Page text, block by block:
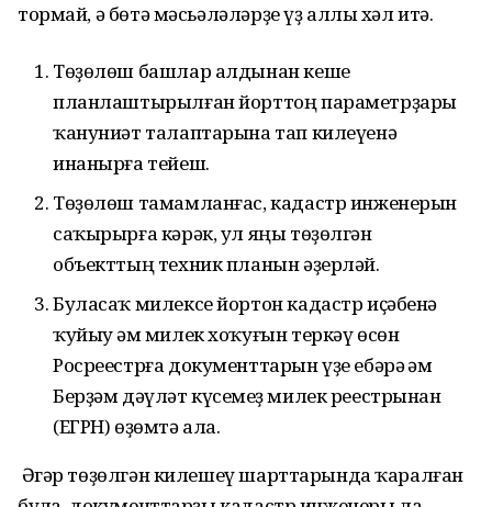
тормай, ә бөтә мәсьәләләрҙе үҙ аллы хәл итә.
Төҙөлөш башлар алдынан кеше
планлаштырылған йорттоң параметрҙары
ҡануниәт талаптарына тап килеүенә
инанырға тейеш.
Төҙөлөш тамамланғас, кадастр инженерын
саҡырырға кәрәк, ул яңы төҙөлгән
объекттың техник планын әҙерләй.
Буласаҡ милексе йортон кадастр иҫәбенә
ҡуйыу һәм милек хоҡуғын теркәү өсөн
Росреестрға документтарын үҙе ебәрә һәм
Берҙәм дәүләт күсемһеҙ милек реестрынан
(ЕГРН) өҙөмтә ала.
Әгәр төҙөлгән килешеү шарттарында ҡаралған